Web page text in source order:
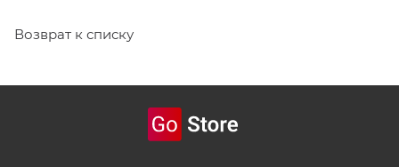
Возврат к списку